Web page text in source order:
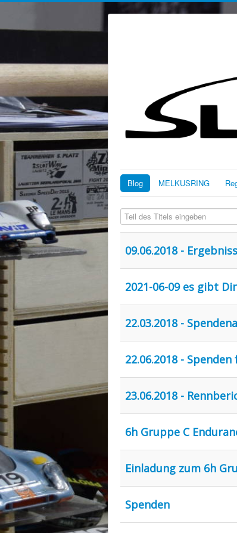
Blog MELKUSRING
Teil des Titels eingeben
09.06.2018 -
2021-06-09 es gibt
22.03.2018 -
22.06.2018 -
23.06.2018 -
6h Gruppe C
Einladung zum 6h
Spenden